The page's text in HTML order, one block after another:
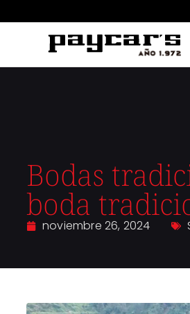
Bodas
boda
noviembre 26, 2024